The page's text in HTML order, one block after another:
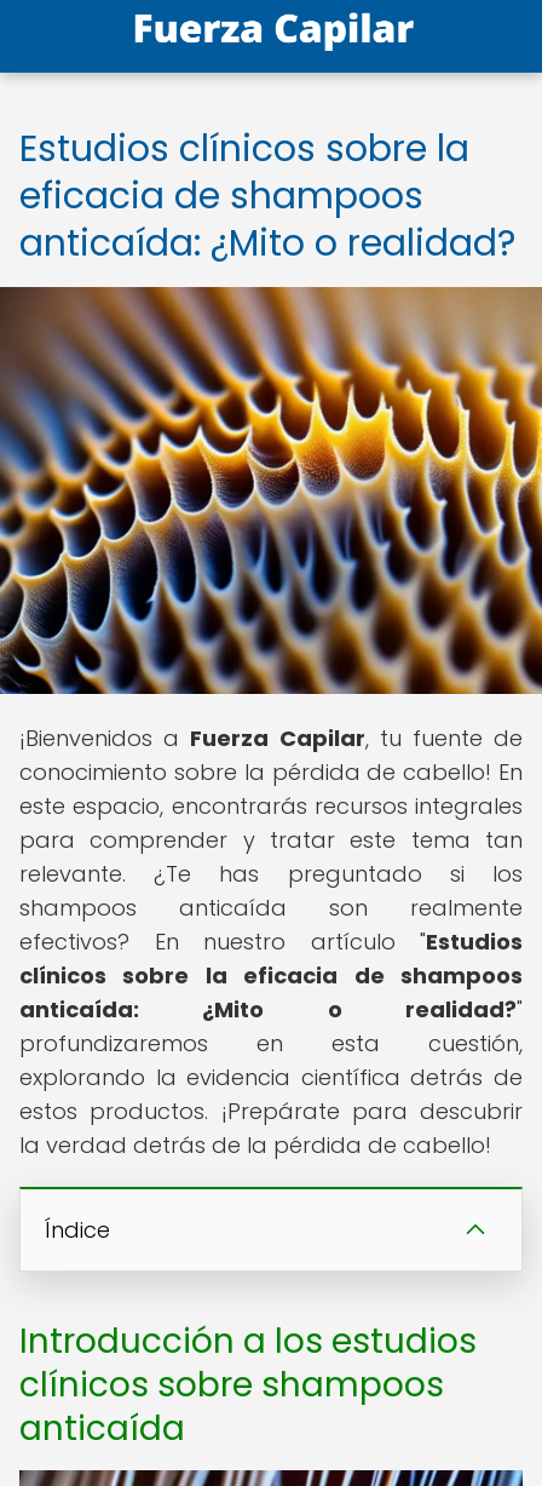
Estudios clínicos sobre la
eficacia de shampoos
anticaída: ¿Mito o realidad?
¡Bienvenidos a Fuerza Capilar, tu fuente de
conocimiento sobre la pérdida de cabello! En
este espacio, encontrarás recursos integrales
para comprender y tratar este tema tan
relevante. ¿Te has preguntado si los
shampoos anticaída son realmente
efectivos? En nuestro artículo "Estudios
clínicos sobre la eficacia de shampoos
anticaída: ¿Mito o realidad?"
profundizaremos en esta cuestión,
explorando la evidencia científica detrás de
estos productos. ¡Prepárate para descubrir
la verdad detrás de la pérdida de cabello!
Índice
Introducción a los estudios
clínicos sobre shampoos
anticaída